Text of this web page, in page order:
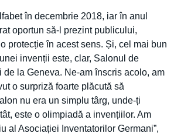
în decembrie 2018, iar în anul
oportun să-l prezint publicului,
protecție în acest sens. Și, cel mai bun
invenții este, clar, Salonul de
de la Geneva. Ne-am înscris acolo, am
o surpriză foarte plăcută să
nu era un simplu târg, unde-ți
este o olimpiadă a invențiilor. Am
al Asociației Inventatorilor Germani”,